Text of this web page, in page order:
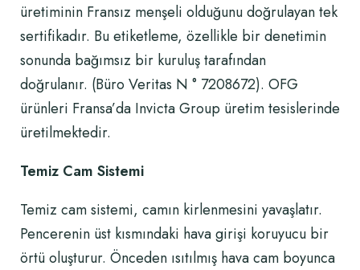
üretiminin Fransız menşeli olduğunu doğrulayan tek
sertifikadır. Bu etiketleme, özellikle bir denetimin
sonunda bağımsız bir kuruluş tarafından
doğrulanır. (Büro Veritas N ° 7208672). OFG
ürünleri Fransa’da Invicta Group üretim tesislerinde
üretilmektedir.
Temiz Cam Sistemi
Temiz cam sistemi, camın kirlenmesini yavaşlatır.
Pencerenin üst kısmındaki hava girişi koruyucu bir
örtü oluşturur. Önceden ısıtılmış hava cam boyunca